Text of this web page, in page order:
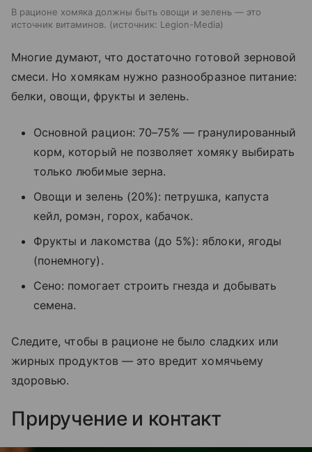
В рационе хомяка должны быть овощи и зелень — это
источник витаминов.
источник: Legion-Media
Многие думают, что достаточно готовой зерновой
смеси. Но хомякам нужно разнообразное питание:
белки, овощи, фрукты и зелень.
Основной рацион: 70–75% — гранулированный
корм, который не позволяет хомяку выбирать
только любимые зерна.
Овощи и зелень (20%): петрушка, капуста
кейл, ромэн, горох, кабачок.
Фрукты и лакомства (до 5%): яблоки, ягоды
(понемногу).
Сено: помогает строить гнезда и добывать
семена.
Следите, чтобы в рационе не было сладких или
жирных продуктов — это вредит хомячьему
здоровью.
Приручение и контакт